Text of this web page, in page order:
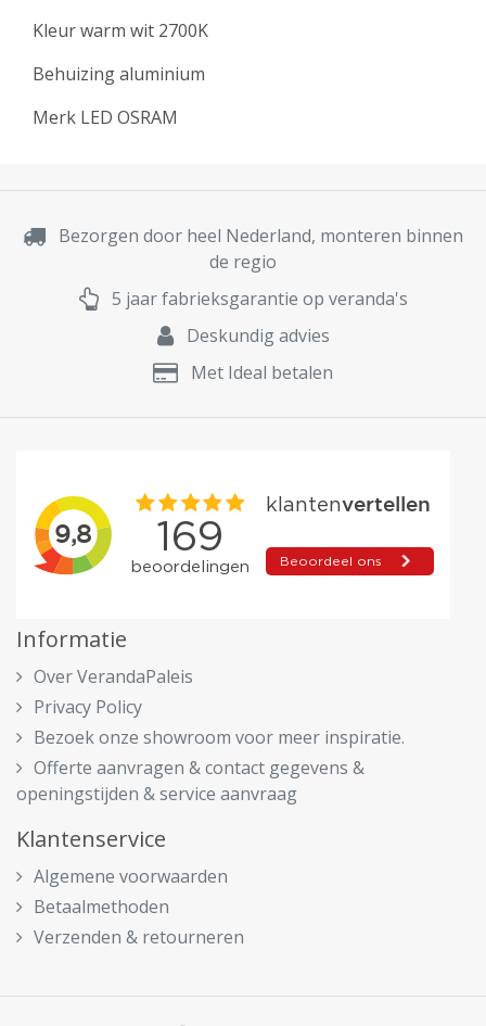
Kleur warm wit 2700K
Behuizing aluminium
Merk LED OSRAM
Bezorgen door heel Nederland, monteren binnen
de regio
5 jaar fabrieksgarantie op veranda's
Deskundig advies
Met Ideal betalen
Informatie
Over VerandaPaleis
Privacy Policy
Bezoek onze showroom voor meer inspiratie.
Offerte aanvragen & contact gegevens &
openingstijden & service aanvraag
Klantenservice
Algemene voorwaarden
Betaalmethoden
Verzenden & retourneren